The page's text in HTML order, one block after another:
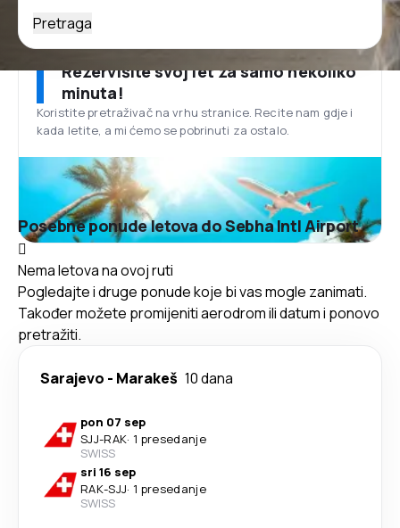
Pretraga
Rezervišite svoj let za samo nekoliko
minuta!
Koristite pretraživač na vrhu stranice. Recite nam gdje i
kada letite, a mi ćemo se pobrinuti za ostalo.
Posebne ponude letova do Sebha Intl Airport
Nema letova na ovoj ruti
Pogledajte i druge ponude koje bi vas mogle zanimati.
Također možete promijeniti aerodrom ili datum i ponovo
pretražiti.
Sarajevo - Marakeš 10 dana
pon 07 sep
SJJ-RAK· 1 presedanje
SWISS
sri 16 sep
RAK-SJJ· 1 presedanje
SWISS